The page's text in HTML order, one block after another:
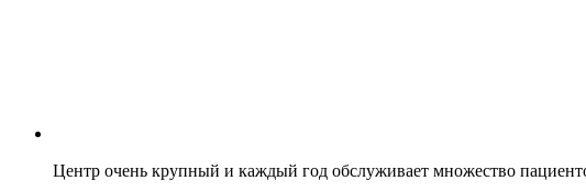
Центр очень крупный и каждый год обслуживает множество